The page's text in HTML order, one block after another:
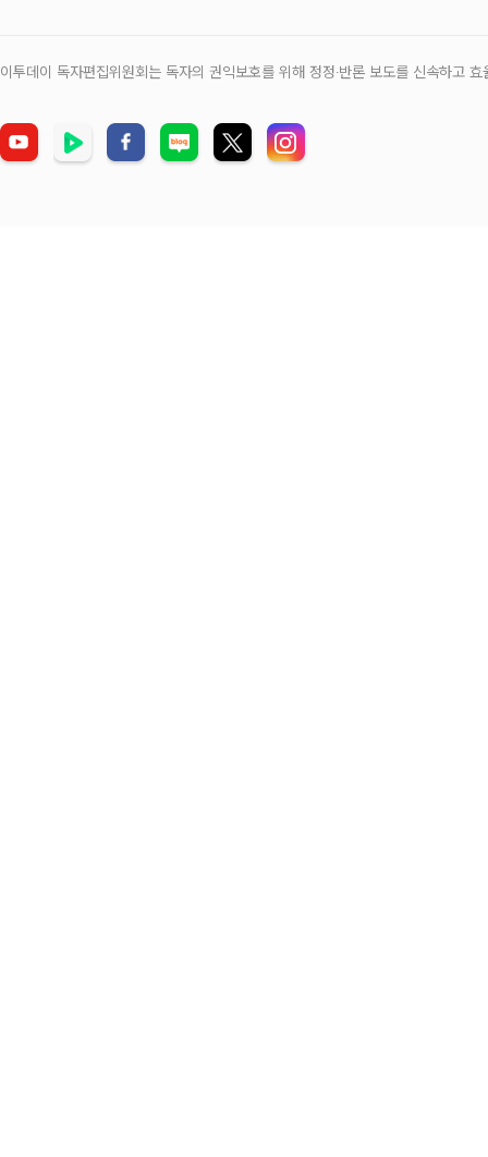
이투데이 독자편집위원회는 독자의 권익보호를 위해 정정‧반론 보도를 신속하고